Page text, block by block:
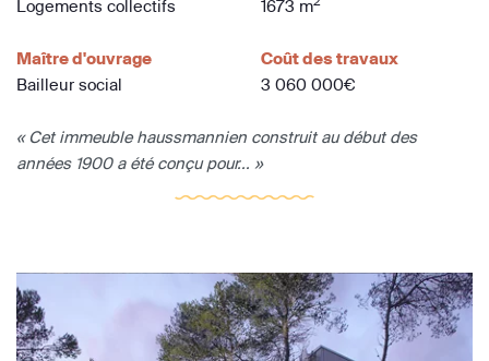
Logements collectifs
1673 m
Maître d'ouvrage
Bailleur social
Coût des travaux
3 060 000€
« Cet immeuble haussmannien construit au début des
années 1900 a été conçu pour... »